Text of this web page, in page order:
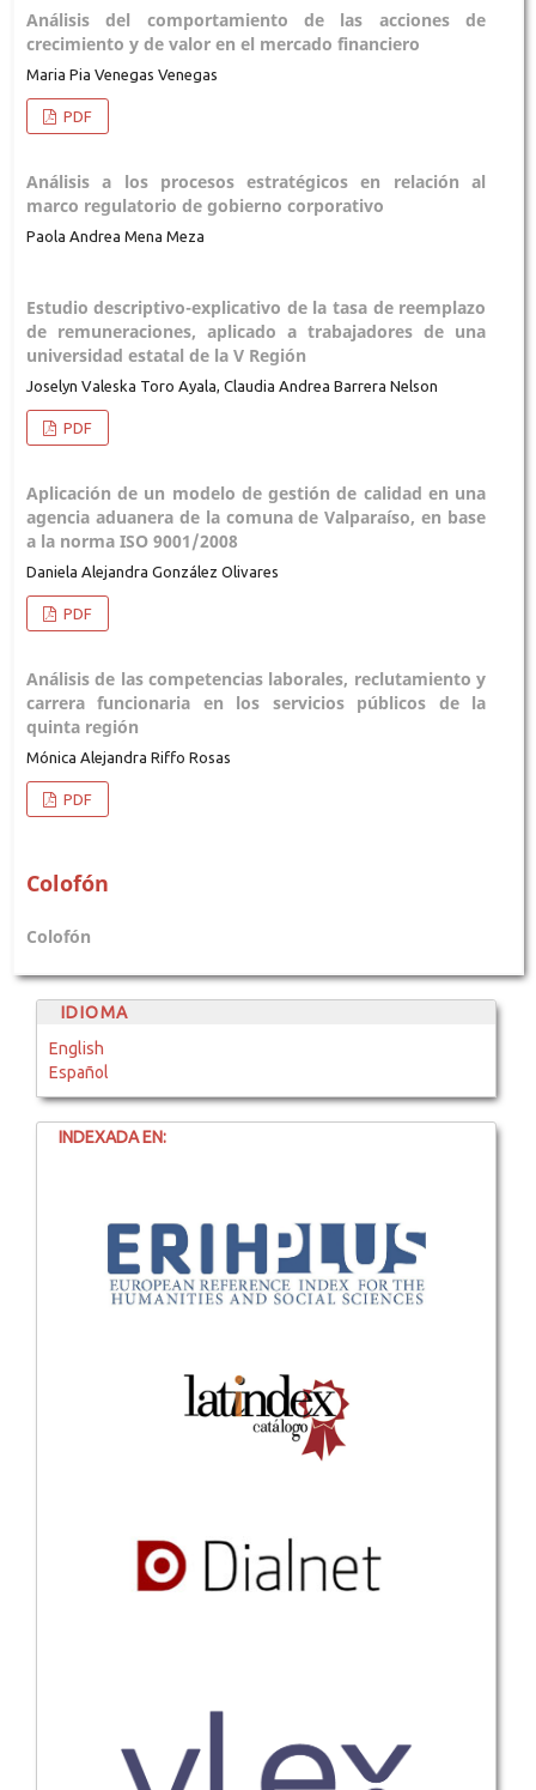
Análisis del comportamiento de las acciones de
crecimiento y de valor en el mercado financiero
Maria Pia Venegas Venegas
PDF
Análisis a los procesos estratégicos en relación al
marco regulatorio de gobierno corporativo
Paola Andrea Mena Meza
Estudio descriptivo-explicativo de la tasa de reemplazo
de remuneraciones, aplicado a trabajadores de una
universidad estatal de la V Región
Joselyn Valeska Toro Ayala, Claudia Andrea Barrera Nelson
PDF
Aplicación de un modelo de gestión de calidad en una
agencia aduanera de la comuna de Valparaíso, en base
a la norma ISO 9001/2008
Daniela Alejandra González Olivares
PDF
Análisis de las competencias laborales, reclutamiento y
carrera funcionaria en los servicios públicos de la
quinta región
Mónica Alejandra Riffo Rosas
PDF
Colofón
Colofón
IDIOMA
English
Español
INDEXADA EN: